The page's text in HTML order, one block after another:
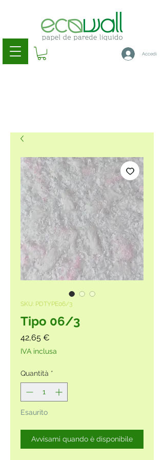
Accedi
SKU: PDTYPE06/3
Tipo 06/3
42,65 €
IVA inclusa
Quantità *
Esaurito
Avvisami quando è disponibile